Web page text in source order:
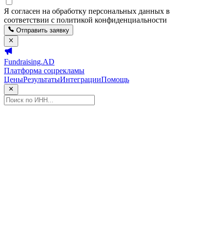
Я согласен на обработку персональных данных в
соответствии с политикой конфиденциальности
Отправить заявку
Fundraising.AD
Платформа соцрекламы
ЦеныРезультатыИнтеграцииПомощь